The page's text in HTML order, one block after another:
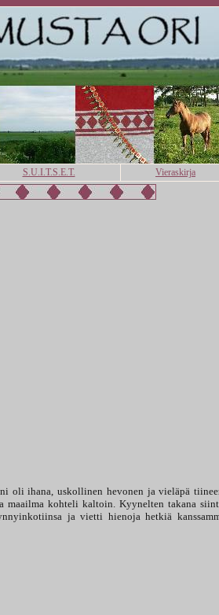
S.U.I.T.S.E.T. Vieraskirja
oli ihana, uskollinen hevonen ja vieläpä
maailma kohteli kaltoin. Kyynelten takana
ja vietti hienoja hetkiä